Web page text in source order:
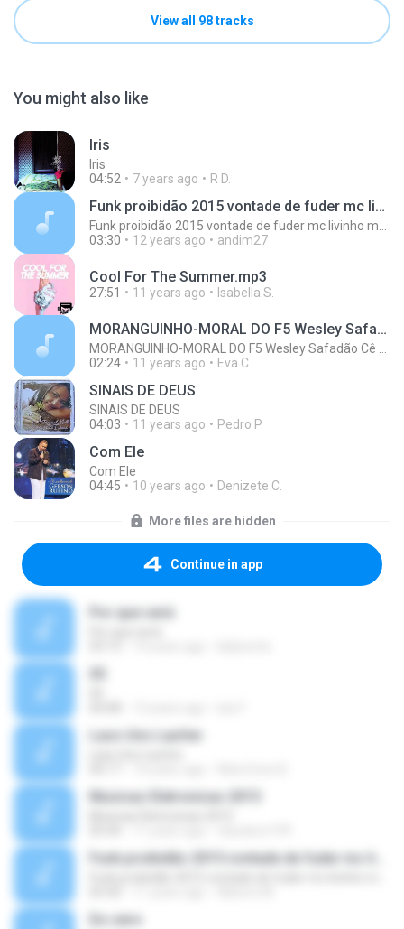
View all 98 tracks
You might also like
Iris
Iris
04:52
7 years ago R D.
Funk proibidão 2015 vontade de fuder mc livinho mc delano mc magrinho mc pity
03:30
12 years ago andim27
Cool For The Summer.mp3
27:51 11 years ago Isabella S.
MORANGUINHO-MORAL DO F5 Wesley Safadão Cê Que Sabe Part. Cristiano Araújo
02:24
11 years ago Eva C.
SINAIS DE DEUS
SINAIS DE DEUS
04:03
11 years ago Pedro P.
Com Ele
Com Ele
04:45
10 years ago Denizete C.
More files are hidden
Continue in app
Por que será
Lass Uns Laufen
Musicas Eletronicas 2015
Do zero